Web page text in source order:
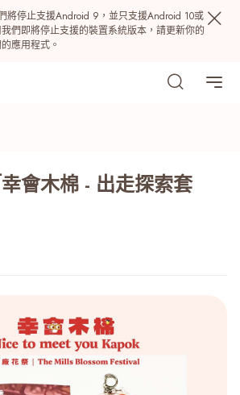
將停止支援Android 9，並只支援Android 10或
們即將停止支援的裝置系統版本，請更新你的
應用程式。
會木棉 - 出走探索套